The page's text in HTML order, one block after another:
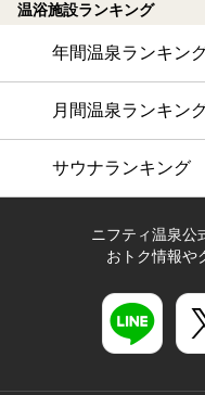
温浴施設ランキング
年間温泉ランキン
月間温泉ランキン
サウナランキング
ニフティ温泉公
おトク情報や